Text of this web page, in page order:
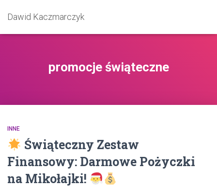
Dawid Kaczmarczyk
promocje świąteczne
INNE
Świąteczny Zestaw
Finansowy: Darmowe Pożyczki
na Mikołajki!